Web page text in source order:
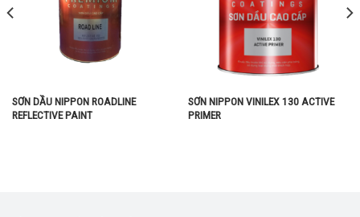
SƠN DẦU NIPPON ROADLINE
REFLECTIVE PAINT
SƠN NIPPON VINILEX 130 ACTIVE
PRIMER